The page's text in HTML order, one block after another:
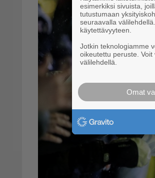
esimerkiksi sivuista,
tutustumaan
seuraavalla
käytettävyyteen.
Jotkin teknologiamme
oikeutettu peruste.
välilehdellä.
Omat